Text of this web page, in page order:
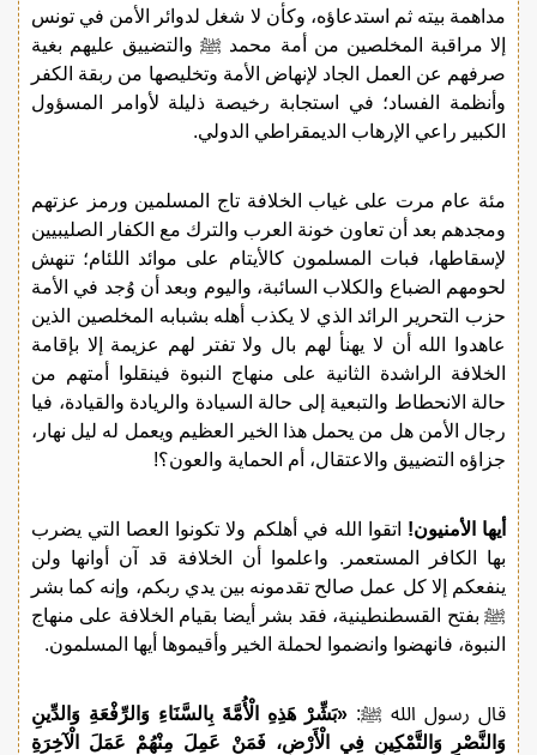
مداهمة بيته ثم استدعاؤه، وكأن لا شغل لدوائر الأمن في تونس
إلا مراقبة المخلصين من أمة محمد ﷺ والتضييق عليهم بغية
صرفهم عن العمل الجاد لإنهاض الأمة وتخليصها من ربقة الكفر
وأنظمة الفساد؛ في استجابة رخيصة ذليلة لأوامر المسؤول
الكبير راعي الإرهاب الديمقراطي الدولي.
مئة عام مرت على غياب الخلافة تاج المسلمين ورمز عزتهم
ومجدهم بعد أن تعاون خونة العرب والترك مع الكفار الصليبيين
لإسقاطها، فبات المسلمون كالأيتام على موائد اللئام؛ تنهش
لحومهم الضباع والكلاب السائبة، واليوم وبعد أن وُجد في الأمة
حزب التحرير الرائد الذي لا يكذب أهله بشبابه المخلصين الذين
عاهدوا الله أن لا يهنأ لهم بال ولا تفتر لهم عزيمة إلا بإقامة
الخلافة الراشدة الثانية على منهاج النبوة فينقلوا أمتهم من
حالة الانحطاط والتبعية إلى حالة السيادة والريادة والقيادة، فيا
رجال الأمن هل من يحمل هذا الخير العظيم ويعمل له ليل نهار،
جزاؤه التضييق والاعتقال، أم الحماية والعون؟!
أيها الأمنيون! اتقوا الله في أهلكم ولا تكونوا العصا التي يضرب
بها الكافر المستعمر. واعلموا أن الخلافة قد آن أوانها ولن
ينفعكم إلا كل عمل صالح تقدمونه بين يدي ربكم، وإنه كما بشر
ﷺ بفتح القسطنطينية، فقد بشر أيضا بقيام الخلافة على منهاج
النبوة، فانهضوا وانضموا لحملة الخير وأقيموها أيها المسلمون.
قال رسول الله ﷺ: «بَشِّرْ هَذِهِ الْأُمَّةَ بِالسَّنَاءِ وَالرِّفْعَةِ وَالدِّينِ
وَالنَّصْرِ وَالتَّمْكِينِ فِي الْأَرْضِ، فَمَنْ عَمِلَ مِنْهُمْ عَمَلَ الْآخِرَةِ